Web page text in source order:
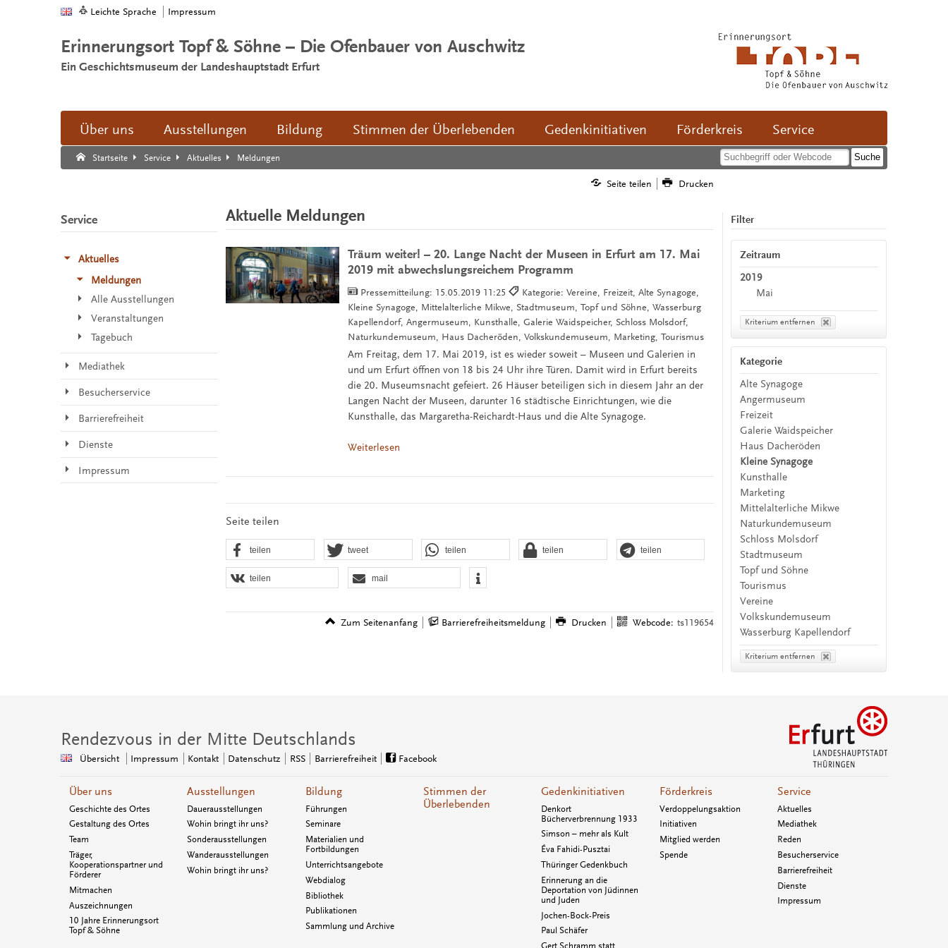
Leichte Sprache Impressum
Erinnerungsort Topf & Söhne – Die Ofenbauer von Auschwitz
Ein Geschichtsmuseum der Landeshauptstadt Erfurt
Über uns Ausstellungen Bildung Stimmen der Überlebenden Gedenkinitiativen Förderkreis Service
Startseite Service Aktuelles Meldungen
Suche:
Suche Ende.
Seite teilen Drucken
Aktuelle Meldungen
Träum weiter! – 20. Lange Nacht der Museen in Erfurt am 17. Mai
2019 mit abwechslungsreichem Programm
Pressemitteilung: 15.05.2019 11:25
Kategorie: Vereine, Freizeit, Alte Synagoge,
Kleine Synagoge, Mittelalterliche Mikwe, Stadtmuseum, Topf und Söhne, Wasserburg
Kapellendorf, Angermuseum, Kunsthalle, Galerie Waidspeicher, Schloss Molsdorf,
Naturkundemuseum, Haus Dacheröden, Volkskundemuseum, Marketing, Tourismus
Am Freitag, dem 17. Mai 2019, ist es wieder soweit – Museen und Galerien in
und um Erfurt öffnen von 18 bis 24 Uhr ihre Türen. Damit wird in Erfurt bereits
die 20. Museumsnacht gefeiert. 26 Häuser beteiligen sich in diesem Jahr an der
Langen Nacht der Museen, darunter 16 städtische Einrichtungen, wie die
Kunsthalle, das Margaretha-Reichardt-Haus und die Alte Synagoge.
Weiterlesen
Seite teilen
teilen tweet teilen teilen teilen
teilen mail
Zum Seitenanfang Barrierefreiheitsmeldung Drucken Webcode: ts119654
Filter
Zeitraum
2019
Mai
Kriterium entfernen
Kategorie
Alte Synagoge
Angermuseum
Freizeit
Galerie Waidspeicher
Haus Dacheröden
Kleine Synagoge
Kunsthalle
Marketing
Mittelalterliche Mikwe
Naturkundemuseum
Schloss Molsdorf
Stadtmuseum
Topf und Söhne
Tourismus
Vereine
Volkskundemuseum
Wasserburg Kapellendorf
Kriterium entfernen
Service
Aktuelles
Meldungen
Alle Ausstellungen
Veranstaltungen
Tagebuch
Mediathek
Besucherservice
Barrierefreiheit
Dienste
Impressum
Rendezvous in der Mitte Deutschlands
Übersicht Impressum Kontakt Datenschutz RSS Barrierefreiheit Facebook
Über uns
Geschichte des Ortes
Gestaltung des Ortes
Team
Träger,
Kooperationspartner und
Förderer
Mitmachen
Auszeichnungen
10 Jahre Erinnerungsort
Topf & Söhne
Ausstellungen
Dauerausstellungen
Wohin bringt ihr uns?
Sonderausstellungen
Wanderausstellungen
Wohin bringt ihr uns?
Bildung
Führungen
Seminare
Materialien und
Fortbildungen
Unterrichtsangebote
Webdialog
Bibliothek
Publikationen
Sammlung und Archive
Stimmen der
Überlebenden
Gedenkinitiativen
Denkort
Bücherverbrennung 1933
Simson – mehr als Kult
Éva Fahidi-Pusztai
Thüringer Gedenkbuch
Erinnerung an die
Deportation von Jüdinnen
und Juden
Jochen-Bock-Preis
Paul Schäfer
Förderkreis
Verdoppelungsaktion
Initiativen
Mitglied werden
Spende
Service
Aktuelles
Mediathek
Reden
Besucherservice
Barrierefreiheit
Dienste
Impressum